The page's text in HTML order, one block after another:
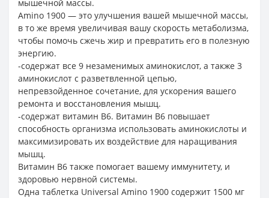
мышечной массы.
Amino 1900 — это улучшения вашей мышечной массы,
в то же время увеличивая вашу скорость метаболизма,
чтобы помочь сжечь жир и превратить его в полезную
энергию.
-содержат все 9 незаменимых аминокислот, а также 3
аминокислот с разветвленной цепью,
непревзойденное сочетание, для ускорения вашего
ремонта и восстановления мышц.
-содержат витамин B6. Витамин В6 повышает
способность организма использовать аминокислоты и
максимизировать их воздействие для наращивания
мышц.
Витамин B6 также помогает вашему иммунитету, и
здоровью нервной системы.
Одна таблетка Universal Amino 1900 содержит 1500 мг